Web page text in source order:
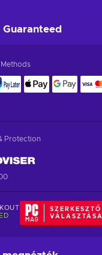
Guaranteed
Protection
SZERKESZTŐ
VÁLASZTÁSA